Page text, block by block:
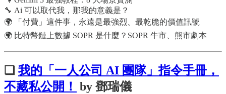
🔧 Ai 可以取代我，那我的意義是？
🌍 「付費」這件事，永遠是最強烈、最乾脆的價值訊號
🌍 比特幣鏈上數據 SOPR 是什麼？SOPR 牛市、熊市劇本
❏ 我的「一人公司 AI 團隊」指令手冊，
不藏私公開！ by 鄧瑞儀